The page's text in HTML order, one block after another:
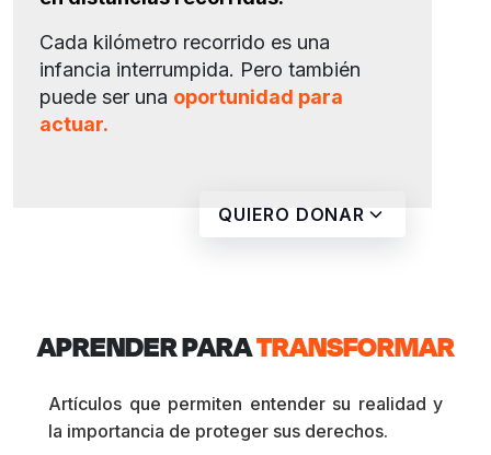
Cada kilómetro recorrido es una
infancia interrumpida. Pero también
puede ser una oportunidad para
actuar.
QUIERO DONAR
DESCARGAR AHORA
APRENDER PARATRANSFORMAR
Artículos que permiten entender su realidad y
la importancia de proteger sus derechos.